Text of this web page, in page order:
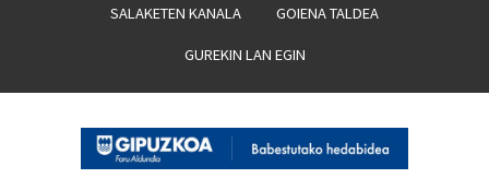
SALAKETEN KANALA GOIENA TALDEA
GUREKIN LAN EGIN